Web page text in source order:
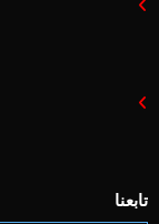
تابعنا